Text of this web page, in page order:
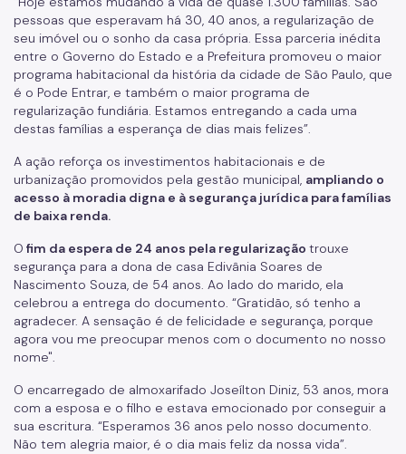
pessoas que esperavam há 30, 40 anos, a regularização de
seu imóvel ou o sonho da casa própria. Essa parceria inédita
entre o Governo do Estado e a Prefeitura promoveu o maior
programa habitacional da história da cidade de São Paulo, que
é o Pode Entrar, e também o maior programa de
regularização fundiária. Estamos entregando a cada uma
destas famílias a esperança de dias mais felizes”.
A ação reforça os investimentos habitacionais e de
urbanização promovidos pela gestão municipal, ampliando o
acesso à moradia digna e à segurança jurídica para famílias
de baixa renda.
O fim da espera de 24 anos pela regularização trouxe
segurança para a dona de casa Edivânia Soares de
Nascimento Souza, de 54 anos. Ao lado do marido, ela
celebrou a entrega do documento. “Gratidão, só tenho a
agradecer. A sensação é de felicidade e segurança, porque
agora vou me preocupar menos com o documento no nosso
nome".
O encarregado de almoxarifado Joseílton Diniz, 53 anos, mora
com a esposa e o filho e estava emocionado por conseguir a
sua escritura. “Esperamos 36 anos pelo nosso documento.
Não tem alegria maior, é o dia mais feliz da nossa vida”.